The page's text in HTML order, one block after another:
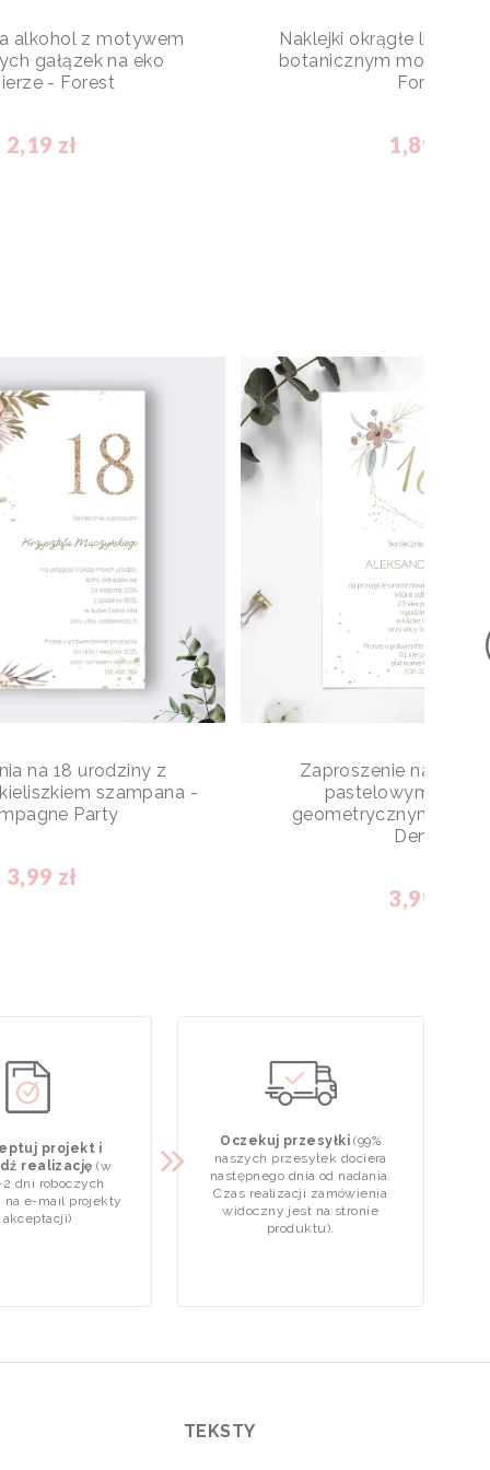
alkohol z motywem
gałązek na eko
- Forest
2,19 zł
Naklejki okrągłe lub
botanicznym motywem
Forest
1,89 zł
na 18 urodziny z
szampana -
Party
3,99 zł
Zaproszenie na 18
pastelowymi
geometrycznymi
Denver
3,99 zł
projekt i
realizację (w
dni roboczych
na e-mail projekty
akceptacji)
Oczekuj przesyłki(99%
naszych przesyłek dociera
następnego dnia od nadania.
Czas realizacji zamówienia
widoczny jest na stronie
produktu).
TEKSTY